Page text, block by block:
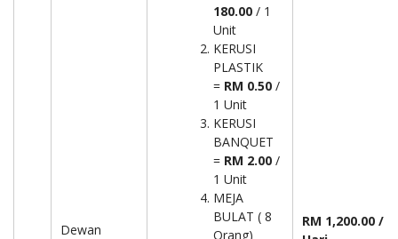
Dewan
180.00 / 1
Unit
KERUSI
PLASTIK
= RM 0.50 /
1 Unit
KERUSI
BANQUET
= RM 2.00 /
1 Unit
MEJA
BULAT ( 8
Orang)
RM 1,200.00 /